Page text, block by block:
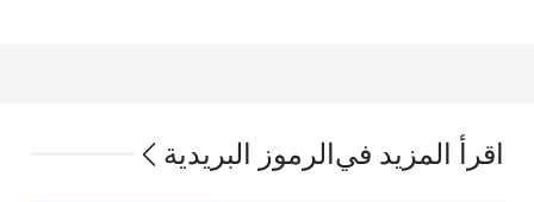
اقرأ المزيد في الرموز البريدية